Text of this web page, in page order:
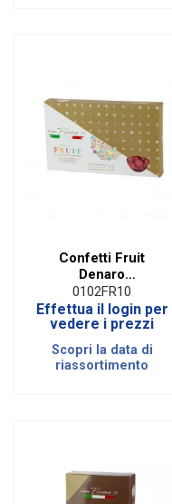
Confetti Fruit
Denaro
Cioccomandorla
Alla Frutta Senza
Glutine Rosso|1 KG
0102FR10
Effettua il login per
vedere i prezzi
Scopri la data di
riassortimento